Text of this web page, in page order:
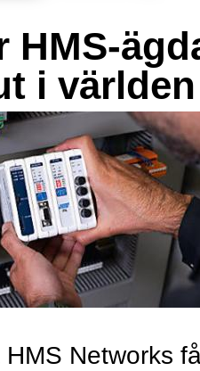
HMS-
i världen
Networks